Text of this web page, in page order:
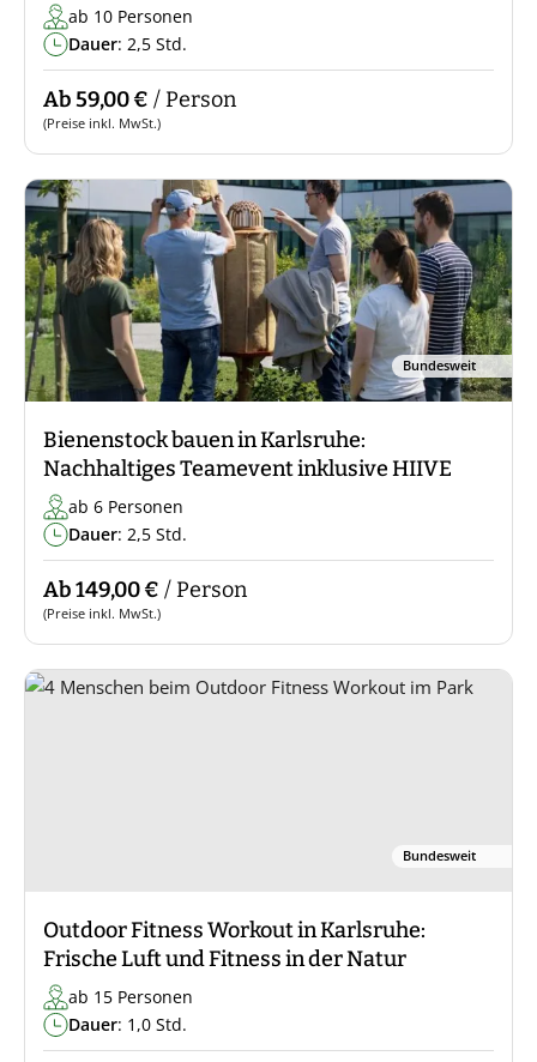
ab 10 Personen
Dauer: 2,5 Std.
Ab 59,00 € / Person
(Preise inkl. MwSt.)
Bundesweit
Bienenstock bauen in Karlsruhe:
Nachhaltiges Teamevent inklusive HIIVE
ab 6 Personen
Dauer: 2,5 Std.
Ab 149,00 € / Person
(Preise inkl. MwSt.)
Bundesweit
Outdoor Fitness Workout in Karlsruhe:
Frische Luft und Fitness in der Natur
ab 15 Personen
Dauer: 1,0 Std.